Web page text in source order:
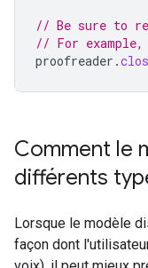
// Be sure to
// For
proofreader .
Comment le
différents
Lorsque le modèle
façon dont